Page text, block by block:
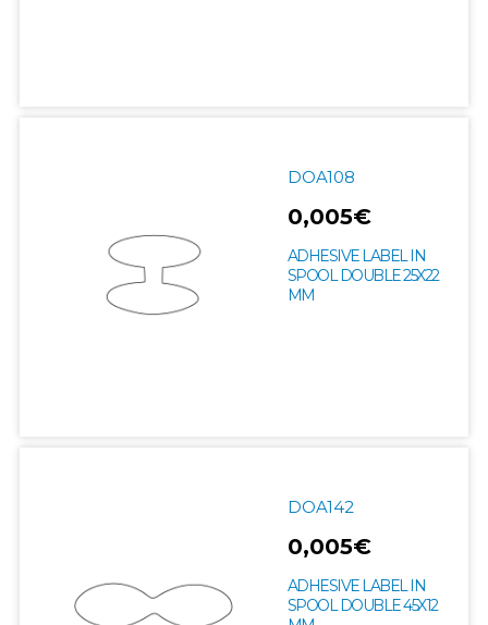
DOA108
0,005€
ADHESIVE LABEL IN
SPOOL DOUBLE 25X22
MM
DOA142
0,005€
ADHESIVE LABEL IN
SPOOL DOUBLE 45X12